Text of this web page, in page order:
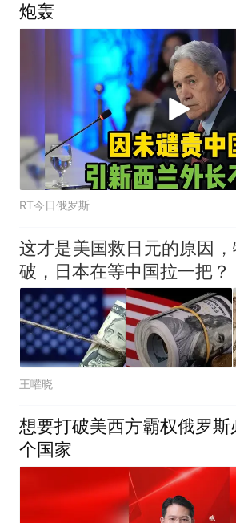
炮轰
RT今日俄罗斯
这才是美国救日元的原因
破，日本在等中国拉一把？
王嚾晓
想要打破美西方霸权俄罗斯
个国家